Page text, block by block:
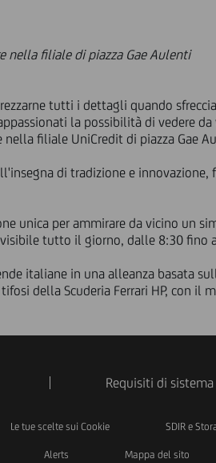
nella filiale di piazza Gae Aulenti
tutti i dettagli quando
la possibilità di vedere
filiale UniCredit di piazza Gae
di tradizione e innovazione,
unica per ammirare da vicino un
tutto il giorno, dalle 8:30 fino
italiane in una alleanza basata
della Scuderia Ferrari HP, con il
Requisiti di sistema
Le tue scelte sui Cookie SDIR e
Alerts Mappa del sito